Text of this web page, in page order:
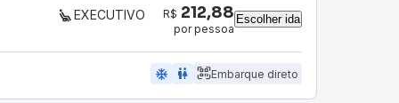
EXECUTIVO R$ 212,88
por pessoa
Escolher ida
ac_unit wc Embarque direto